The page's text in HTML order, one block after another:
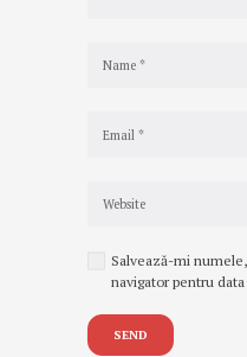
Salvează-mi
navigator pentru